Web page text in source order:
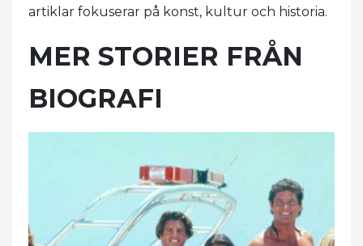
artiklar fokuserar på konst, kultur och historia.
MER STORIER FRÅN
BIOGRAFI